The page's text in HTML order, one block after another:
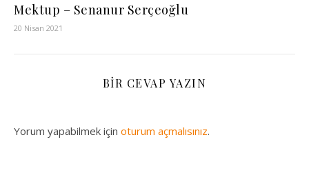
Mektup – Senanur Serçeoğlu
20 Nisan 2021
BIR CEVAP YAZIN
Yorum yapabilmek için oturum açmalısınız.